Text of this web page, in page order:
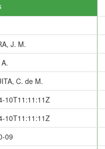
J. M.
C. de M.
10T11:11:11Z
10T11:11:11Z
09